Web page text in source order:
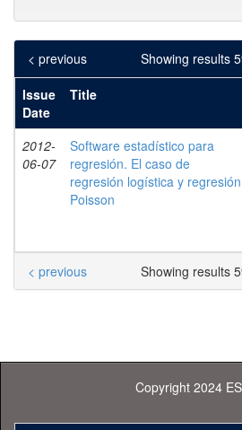
Showing results
< previous
Issue
Date
Title
2012-
06-07
Software estadístico para
regresión. El caso de
regresión logística y regresión
Poisson
Showing results
< previous
Copyright 2024